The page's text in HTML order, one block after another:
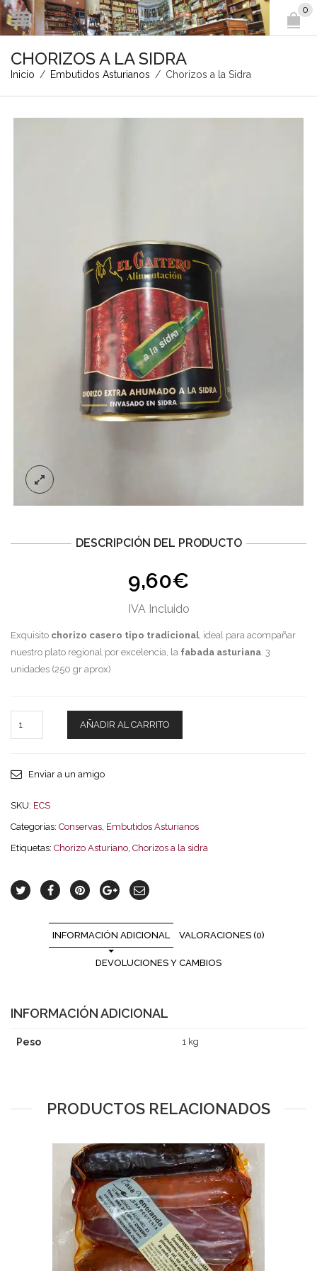
0
CHORIZOS A LA SIDRA
Inicio / Embutidos Asturianos / Chorizos a la Sidra
DESCRIPCIÓN DEL PRODUCTO
9,60€
IVA Incluido
Exquisito chorizo casero tipo tradicional , ideal para acompañar
nuestro plato regional por excelencia, la fabada asturiana . 3
unidades (250 gr aprox)
AÑADIR AL CARRITO
Enviar a un amigo
SKU: ECS
Categorías: Conservas Embutidos Asturianos
Etiquetas: Chorizo Asturiano Chorizos a la sidra
INFORMACIÓN ADICIONAL VALORACIONES (0)
DEVOLUCIONES Y CAMBIOS
INFORMACIÓN ADICIONAL
Peso 1 kg
PRODUCTOS RELACIONADOS